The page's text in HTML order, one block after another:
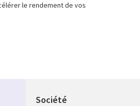
le rendement de vos
Société